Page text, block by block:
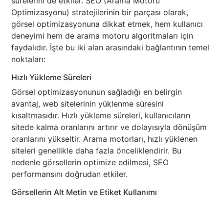
Optimizasyonu) stratejilerinin bir parçası olarak,
görsel optimizasyonuna dikkat etmek, hem kullanıcı
deneyimi hem de arama motoru algoritmaları için
faydalıdır. İşte bu iki alan arasındaki bağlantının temel
noktaları:
Hızlı Yükleme Süreleri
Görsel optimizasyonunun sağladığı en belirgin
avantaj, web sitelerinin yüklenme süresini
kısaltmasıdır. Hızlı yükleme süreleri, kullanıcıların
sitede kalma oranlarını artırır ve dolayısıyla dönüşüm
oranlarını yükseltir. Arama motorları, hızlı yüklenen
siteleri genellikle daha fazla önceliklendirir. Bu
nedenle görsellerin optimize edilmesi, SEO
performansını doğrudan etkiler.
Görsellerin Alt Metin ve Etiket Kullanımı